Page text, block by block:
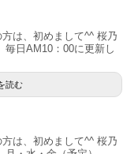
は、初めまして^^ 桜乃
毎日AM10：00に更新し
読む
は、初めまして^^ 桜乃